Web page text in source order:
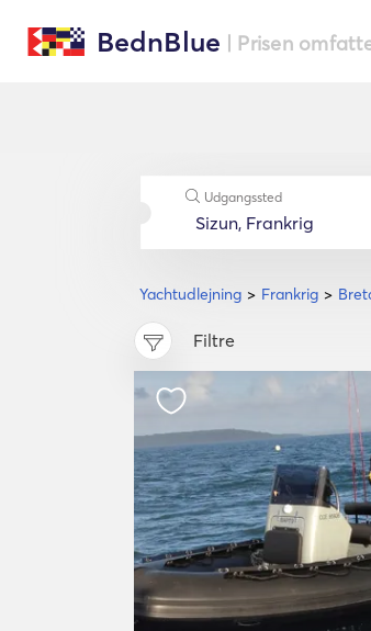
BednBlue | Prisen
Yachtudlejning Frankrig
Udgangssted
Filtre